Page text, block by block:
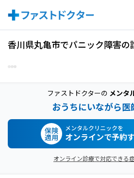
香川県丸亀市でパニック障害の
ファストドクターの メンタ
おうちにいながら医
保険
適用
メンタルクリニックを
オンラインで予約
オンライン診療で対応できる